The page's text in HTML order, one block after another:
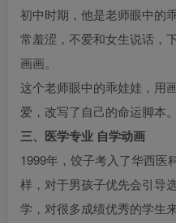
初中时期，他是老师眼中的
常羞涩，不爱和女生说话，
画画。
这个老师眼中的乖娃娃，用
爱，改写了自己的命运脚本。
三、医学专业 自学动画
1999年，饺子考入了华西医
样，对于男孩子优先会引导
学，对很多成绩优秀的学生